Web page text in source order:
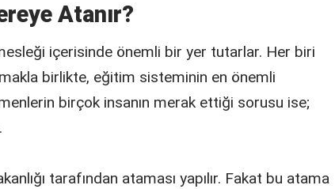
Atanır?
içerisinde önemli bir yer tutarlar. Her biri
birlikte, eğitim sisteminin en önemli
birçok insanın merak ettiği sorusu ise;
tarafından ataması yapılır. Fakat bu atama